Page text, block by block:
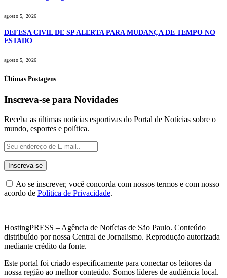
agosto 5, 2026
DEFESA CIVIL DE SP ALERTA PARA MUDANÇA DE TEMPO NO
ESTADO
agosto 5, 2026
Últimas Postagens
Inscreva-se para Novidades
Receba as últimas notícias esportivas do Portal de Notícias sobre o
mundo, esportes e política.
Ao se inscrever, você concorda com nossos termos e com nosso
acordo de Política de Privacidade.
HostingPRESS – Agência de Notícias de São Paulo. Conteúdo
distribuído por nossa Central de Jornalismo. Reprodução autorizada
mediante crédito da fonte.
Este portal foi criado especificamente para conectar os leitores da
nossa região ao melhor conteúdo. Somos líderes de audiência local.